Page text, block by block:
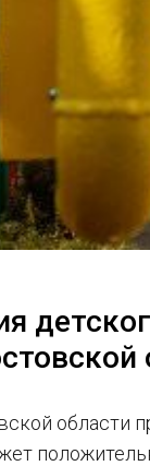
области